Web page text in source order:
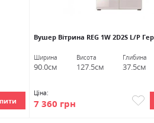
Вушер Вітрина REG 1W 2D2S L/P
Ширина
90.0см
Висота
127.5см
Глибина
37.5см
Ціна:
7 360 грн